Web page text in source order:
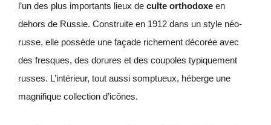
l’un des plus importants lieux de culte orthodoxe en
dehors de Russie. Construite en 1912 dans un style néo-
russe, elle possède une façade richement décorée avec
des fresques, des dorures et des coupoles typiquement
russes. L’intérieur, tout aussi somptueux, héberge une
magnifique collection d’icônes.